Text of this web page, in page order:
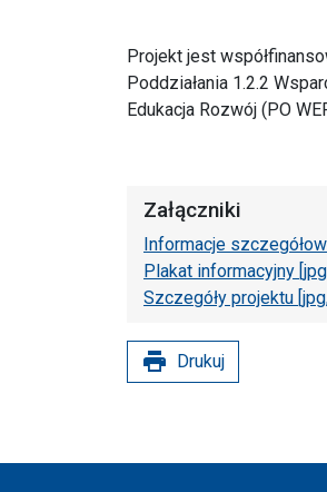
Projekt jest
Poddziałania 1.2.2
Edukacja Rozwój (PO
Załączniki
Informacje
Plakat informacyjny
Szczegóły projektu
print Drukuj